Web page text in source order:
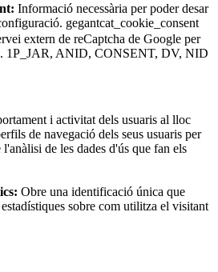
Informació necessària per poder desar
gegantcat_cookie_consent
extern de reCaptcha de Google per
1P_JAR, ANID, CONSENT, DV, NID
i activitat dels usuaris al lloc
de navegació dels seus usuaris per
de les dades d'ús que fan els
Obre una identificació única que
sobre com utilitza el visitant